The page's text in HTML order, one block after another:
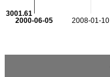
2008-01-10
2000-06-05
3001.61